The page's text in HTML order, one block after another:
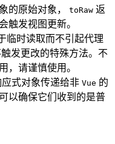
的原始对象， toRaw 返
触发视图更新。
临时读取而不引起代理
发更改的特殊方法。不
，请谨慎使用。
式对象传递给非 Vue 的
以确保它们收到的是普